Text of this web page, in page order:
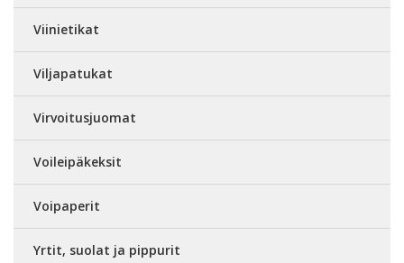
Viinietikat
Viljapatukat
Virvoitusjuomat
Voileipäkeksit
Voipaperit
Yrtit, suolat ja pippurit